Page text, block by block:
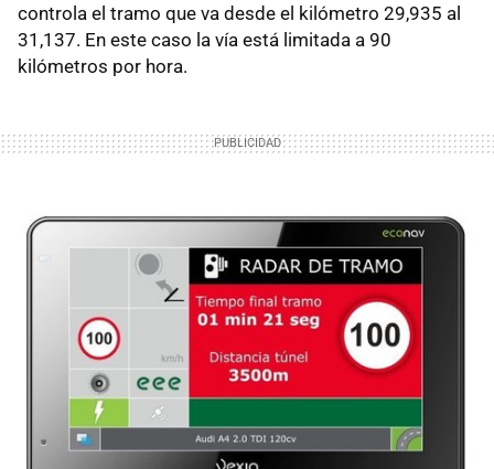
controla el tramo que va desde el kilómetro 29,935 al
31,137. En este caso la vía está limitada a 90
kilómetros por hora.